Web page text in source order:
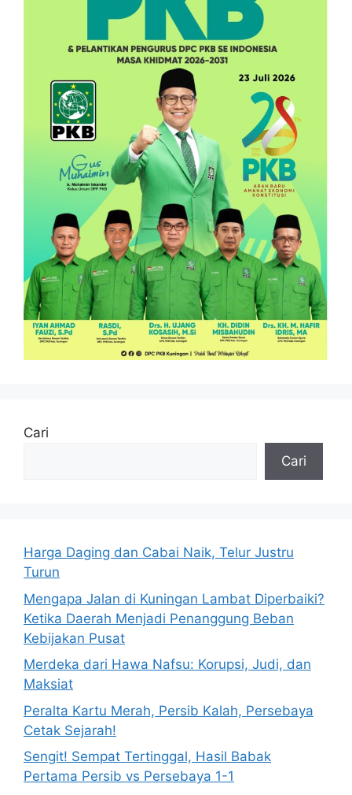
Cari
Cari
Harga Daging dan Cabai Naik, Telur Justru
Turun
Mengapa Jalan di Kuningan Lambat Diperbaiki?
Ketika Daerah Menjadi Penanggung Beban
Kebijakan Pusat
Merdeka dari Hawa Nafsu: Korupsi, Judi, dan
Maksiat
Peralta Kartu Merah, Persib Kalah, Persebaya
Cetak Sejarah!
Sengit! Sempat Tertinggal, Hasil Babak
Pertama Persib vs Persebaya 1-1